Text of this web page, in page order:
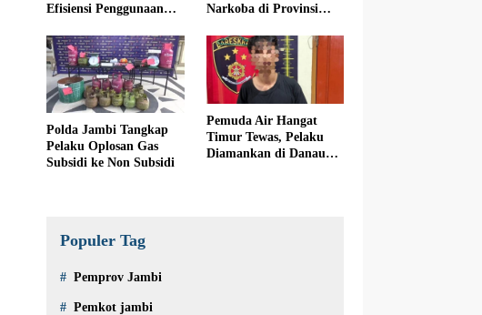
Efisiensi Penggunaan
Narkoba di Provinsi
Polda Jambi Tangkap
Pelaku Oplosan Gas
Subsidi ke Non Subsidi
Pemuda Air Hangat
Timur Tewas, Pelaku
Diamankan di Danau
Populer Tag
Pemprov Jambi
Pemkot jambi